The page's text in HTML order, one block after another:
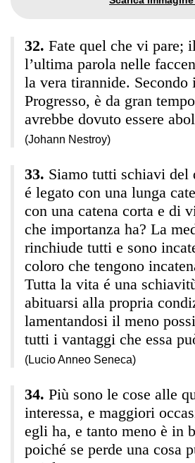
Fate quel che vi pare;
l’ultima parola nelle
la vera tirannide.
Progresso, è da gran
avrebbe dovuto essere
(Johann Nestroy)
Siamo tutti schiavi del
é legato con una lunga
con una catena corta e di
che importanza ha? La
rinchiude tutti e sono
coloro che tengono
Tutta la vita é una
abituarsi alla propria
lamentandosi il meno
tutti i vantaggi che essa
(Lucio Anneo Seneca)
Più sono le cose alle
interessa, e maggiori
egli ha, e tanto meno è in
poiché se perde una cosa